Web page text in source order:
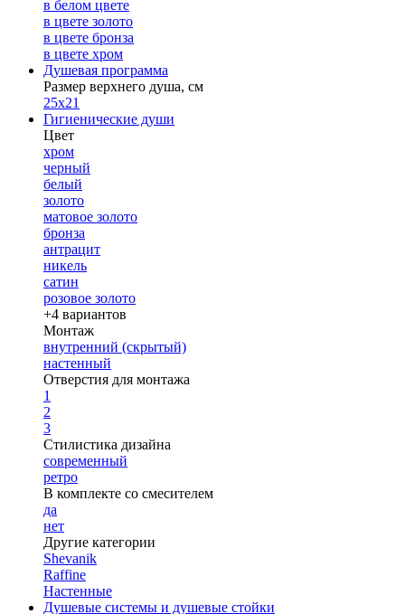
в белом цвете
в цвете золото
в цвете бронза
в цвете хром
Душевая программа
Размер верхнего душа, см
25х21
Гигиенические души
Цвет
хром
черный
белый
золото
матовое золото
бронза
антрацит
никель
сатин
розовое золото
+4 вариантов
Монтаж
внутренний (скрытый)
настенный
Отверстия для монтажа
1
2
3
Стилистика дизайна
современный
ретро
В комплекте со смесителем
да
нет
Другие категории
Shevanik
Raffine
Настенные
Душевые системы и душевые стойки